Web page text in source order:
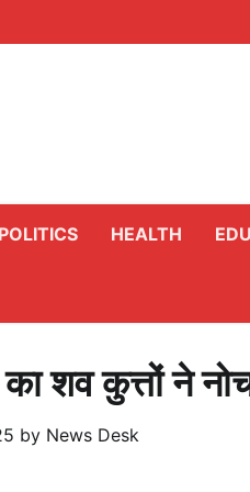
POLITICS HEALTH
शव कुत्तों ने
by News Desk